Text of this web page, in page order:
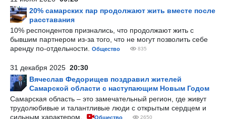
20% самарских пар продолжают жить вместе после
расставания
10% респондентов признались, что продолжают жить с
бывшим партнером из-за того, что не могут позволить себе
аренду по-отдельности.
Общество 835
31 декабря 2025 20:30
Вячеслав Федорищев поздравил жителей
Самарской области с наступающим Новым Годом
Самарская область – это замечательный регион, где живут
трудолюбивые и талантливые люди с открытым сердцем и
сильным характером.
Общество 2650